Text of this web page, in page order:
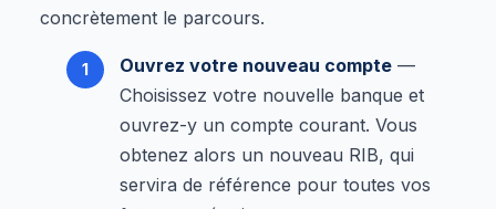
concrètement le parcours.
Ouvrez votre nouveau compte —
Choisissez votre nouvelle banque et
ouvrez-y un compte courant. Vous
obtenez alors un nouveau RIB, qui
servira de référence pour toutes vos